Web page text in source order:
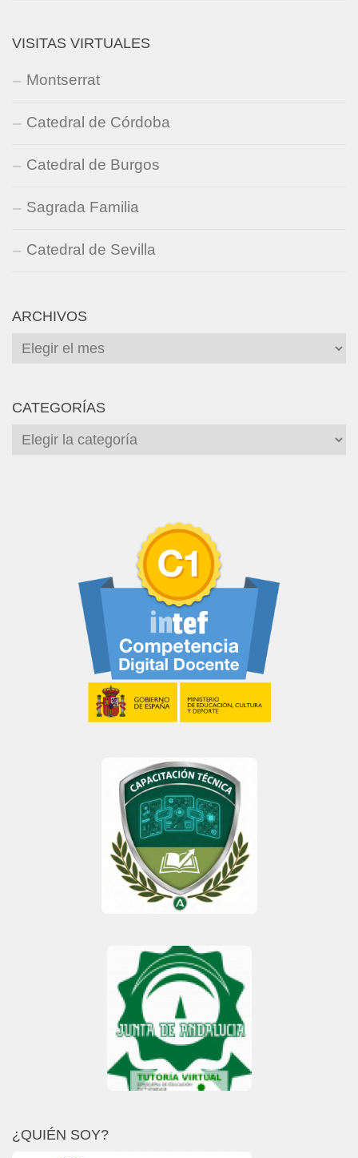
VISITAS VIRTUALES
Montserrat
Catedral de Córdoba
Catedral de Burgos
Sagrada Familia
Catedral de Sevilla
ARCHIVOS
Archivos
CATEGORÍAS
Categorías
¿QUIÉN SOY?